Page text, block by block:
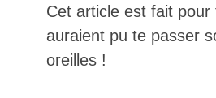
Cet article est fait pour
auraient pu te passer
oreilles !